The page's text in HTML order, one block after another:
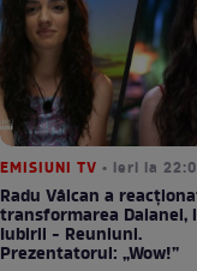
EMISIUNI TV • ieri la
Radu Vâlcan a
transformarea Daianei,
Iubirii - Reuniuni.
Prezentatorul: „Wow!”